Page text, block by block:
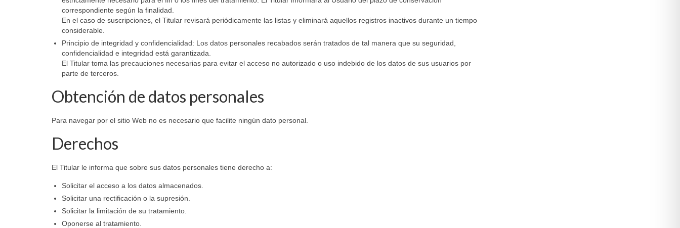
correspondiente según la finalidad.
En el caso de suscripciones, el Titular revisará periódicamente las listas y eliminará aquellos registros inactivos durante un tiempo
considerable.
Principio de integridad y confidencialidad: Los datos personales recabados serán tratados de tal manera que su seguridad,
confidencialidad e integridad está garantizada.
El Titular toma las precauciones necesarias para evitar el acceso no autorizado o uso indebido de los datos de sus usuarios por
parte de terceros.
Obtención de datos personales
Para navegar por el sitio Web no es necesario que facilite ningún dato personal.
Derechos
El Titular le informa que sobre sus datos personales tiene derecho a:
Solicitar el acceso a los datos almacenados.
Solicitar una rectificación o la supresión.
Solicitar la limitación de su tratamiento.
Oponerse al tratamiento.